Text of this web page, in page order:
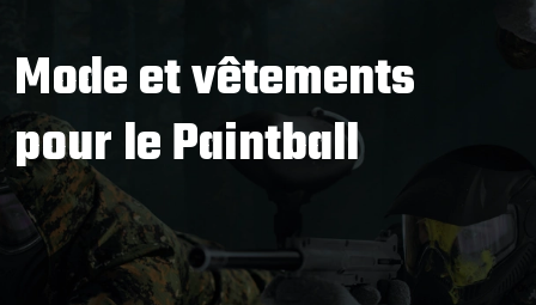
Mode et vêtements
pour le Paintball